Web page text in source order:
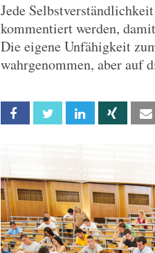
Jede
kommentiert werden,
Die eigene Unfähigkeit
wahrgenommen, aber auf
Facebook Twitter Linkedin Xing